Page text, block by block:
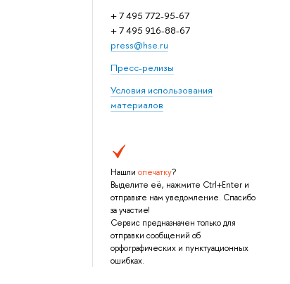
+ 7 495 772-95-67
+ 7 495 916-88-67
press@hse.ru
Пресс-релизы
Условия использования
материалов
Нашли опечатку?
Выделите её, нажмите Ctrl+Enter и
отправьте нам уведомление. Спасибо
за участие!
Сервис предназначен только для
отправки сообщений об
орфографических и пунктуационных
ошибках.